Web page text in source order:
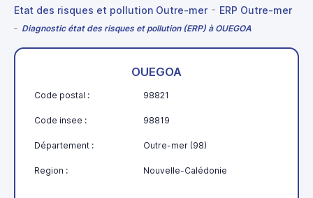
Etat des risques et pollution Outre-mer ERP Outre-mer
Diagnostic état des risques et pollution (ERP) à OUEGOA
OUEGOA
Code postal : 98821
Code insee : 98819
Département : Outre-mer (98)
Region : Nouvelle-Calédonie